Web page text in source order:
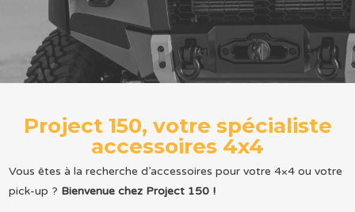
Project 150, votre spécialiste
accessoires 4x4
Vous êtes à la recherche d’accessoires pour votre 4×4 ou votre
pick-up ? Bienvenue chez Project 150 !